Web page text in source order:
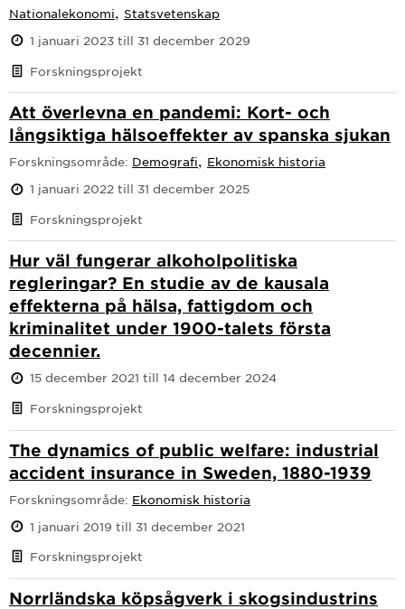
Nationalekonomi, Statsvetenskap
1 januari 2023 till 31 december 2029
Forskningsprojekt
Att överlevna en pandemi: Kort- och
långsiktiga hälsoeffekter av spanska sjukan
Forskningsområde: Demografi, Ekonomisk historia
1 januari 2022 till 31 december 2025
Forskningsprojekt
Hur väl fungerar alkoholpolitiska
regleringar? En studie av de kausala
effekterna på hälsa, fattigdom och
kriminalitet under 1900-talets första
decennier.
15 december 2021 till 14 december 2024
Forskningsprojekt
The dynamics of public welfare: industrial
accident insurance in Sweden, 1880-1939
Forskningsområde: Ekonomisk historia
1 januari 2019 till 31 december 2021
Forskningsprojekt
Norrländska köpsågverk i skogsindustrins